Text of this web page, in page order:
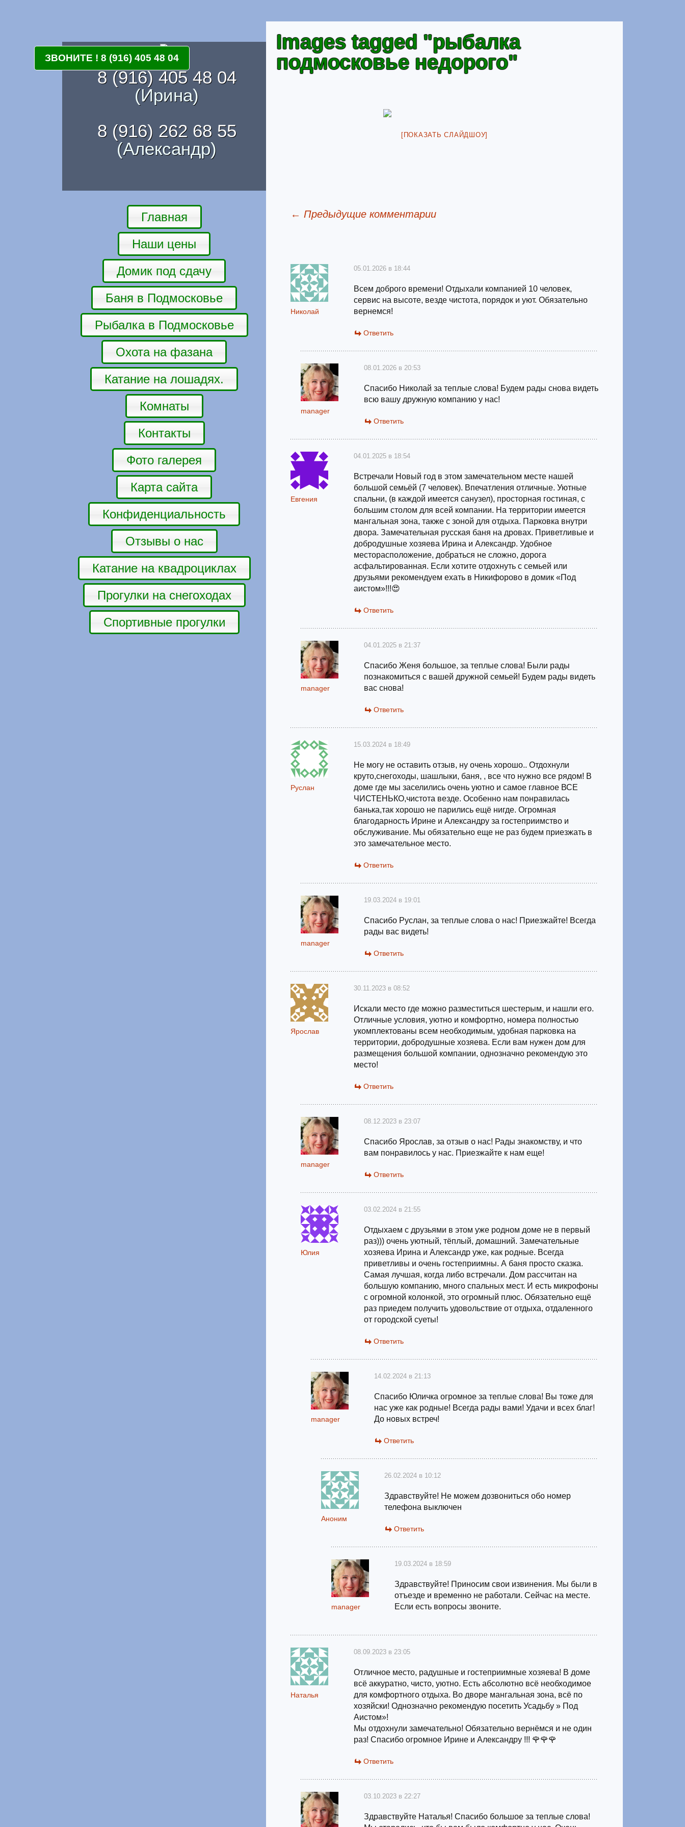
8 (916) 405 48 04
(Ирина)
8 (916) 262 68 55
(Александр)
Главная
Наши цены
Домик под сдачу
Баня в Подмосковье
Рыбалка в Подмосковье
Охота на фазана
Катание на лошадях.
Комнаты
Контакты
Фото галерея
Карта сайта
Конфиденциальность
Отзывы о нас
Катание на квадроциклах
Прогулки на снегоходах
Спортивные прогулки
Images tagged "рыбалка
подмосковье недорого"
[ПОКАЗАТЬ СЛАЙДШОУ]
← Предыдущие комментарии
Николай
05.01.2026 в 18:44
Всем доброго времени! Отдыхали компанией 10 человек,
сервис на высоте, везде чистота, порядок и уют. Обязательно
вернемся!
Ответить
manager
08.01.2026 в 20:53
Спасибо Николай за теплые слова! Будем рады снова видеть
всю вашу дружную компанию у нас!
Ответить
Евгения
04.01.2025 в 18:54
Встречали Новый год в этом замечательном месте нашей
большой семьёй (7 человек). Впечатления отличные. Уютные
спальни, (в каждой имеется санузел), просторная гостиная, с
большим столом для всей компании. На территории имеется
мангальная зона, также с зоной для отдыха. Парковка внутри
двора. Замечательная русская баня на дровах. Приветливые и
добродушные хозяева Ирина и Александр. Удобное
месторасположение, добраться не сложно, дорога
асфальтированная. Если хотите отдохнуть с семьей или
друзьями рекомендуем ехать в Никифорово в домик «Под
аистом»!!!😍
Ответить
manager
04.01.2025 в 21:37
Спасибо Женя большое, за теплые слова! Были рады
познакомиться с вашей дружной семьей! Будем рады видеть
вас снова!
Ответить
Руслан
15.03.2024 в 18:49
Не могу не оставить отзыв, ну очень хорошо.. Отдохнули
круто,снегоходы, шашлыки, баня, , все что нужно все рядом! В
доме где мы заселились очень уютно и самое главное ВСЕ
ЧИСТЕНЬКО,чистота везде. Особенно нам понравилась
банька,так хорошо не парились ещё нигде. Огромная
благодарность Ирине и Александру за гостеприимство и
обслуживание. Мы обязательно еще не раз будем приезжать в
это замечательное место.
Ответить
manager
19.03.2024 в 19:01
Спасибо Руслан, за теплые слова о нас! Приезжайте! Всегда
рады вас видеть!
Ответить
Ярослав
30.11.2023 в 08:52
Искали место где можно разместиться шестерым, и нашли его.
Отличные условия, уютно и комфортно, номера полностью
укомплектованы всем необходимым, удобная парковка на
территории, добродушные хозяева. Если вам нужен дом для
размещения большой компании, однозначно рекомендую это
место!
Ответить
manager
08.12.2023 в 23:07
Спасибо Ярослав, за отзыв о нас! Рады знакомству, и что
вам понравилось у нас. Приезжайте к нам еще!
Ответить
Юлия
03.02.2024 в 21:55
Отдыхаем с друзьями в этом уже родном доме не в первый
раз))) очень уютный, тёплый, домашний. Замечательные
хозяева Ирина и Александр уже, как родные. Всегда
приветливы и очень гостеприимны. А баня просто сказка.
Самая лучшая, когда либо встречали. Дом рассчитан на
большую компанию, много спальных мест. И есть микрофоны
с огромной колонкой, это огромный плюс. Обязательно ещё
раз приедем получить удовольствие от отдыха, отдаленного
от городской суеты!
Ответить
manager
14.02.2024 в 21:13
Спасибо Юличка огромное за теплые слова! Вы тоже для
нас уже как родные! Всегда рады вами! Удачи и всех благ!
До новых встреч!
Ответить
Аноним
26.02.2024 в 10:12
Здравствуйте! Не можем дозвониться обо номер
телефона выключен
Ответить
manager
19.03.2024 в 18:59
Здравствуйте! Приносим свои извинения. Мы были в
отъезде и временно не работали. Сейчас на месте.
Если есть вопросы звоните.
Наталья
08.09.2023 в 23:05
Отличное место, радушные и гостеприимные хозяева! В доме
всё аккуратно, чисто, уютно. Есть абсолютно всё необходимое
для комфортного отдыха. Во дворе мангальная зона, всё по
хозяйски! Однозначно рекомендую посетить Усадьбу » Под
Аистом»!
Мы отдохнули замечательно! Обязательно вернёмся и не один
раз! Спасибо огромное Ирине и Александру !!! 🌹🌹🌹
Ответить
03.10.2023 в 22:27
Здравствуйте Наталья! Спасибо большое за теплые слова!
ЗВОНИТЕ ! 8 (916) 405 48 04